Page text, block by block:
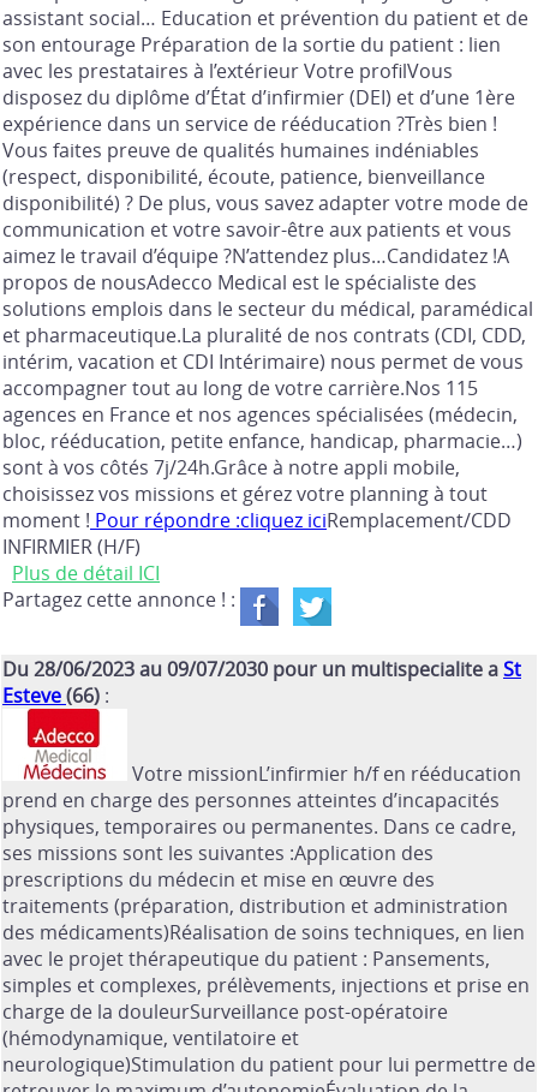
assistant social… Education et prévention du patient et de
son entourage Préparation de la sortie du patient : lien
avec les prestataires à l’extérieur Votre profilVous
disposez du diplôme d’État d’infirmier (DEI) et d’une 1ère
expérience dans un service de rééducation ?Très bien !
Vous faites preuve de qualités humaines indéniables
(respect, disponibilité, écoute, patience, bienveillance
disponibilité) ? De plus, vous savez adapter votre mode de
communication et votre savoir-être aux patients et vous
aimez le travail d’équipe ?N’attendez plus…Candidatez !A
propos de nousAdecco Medical est le spécialiste des
solutions emplois dans le secteur du médical, paramédical
et pharmaceutique.La pluralité de nos contrats (CDI, CDD,
intérim, vacation et CDI Intérimaire) nous permet de vous
accompagner tout au long de votre carrière.Nos 115
agences en France et nos agences spécialisées (médecin,
bloc, rééducation, petite enfance, handicap, pharmacie…)
sont à vos côtés 7j/24h.Grâce à notre appli mobile,
choisissez vos missions et gérez votre planning à tout
moment ! Pour répondre :cliquez iciRemplacement/CDD
INFIRMIER (H/F)
Plus de détail ICI
Partagez cette annonce ! :
Du 28/06/2023 au 09/07/2030 pour un multispecialite aSt
Esteve(66) :
Votre missionL’infirmier h/f en rééducation
prend en charge des personnes atteintes d’incapacités
physiques, temporaires ou permanentes. Dans ce cadre,
ses missions sont les suivantes :Application des
prescriptions du médecin et mise en œuvre des
traitements (préparation, distribution et administration
des médicaments)Réalisation de soins techniques, en lien
avec le projet thérapeutique du patient : Pansements,
simples et complexes, prélèvements, injections et prise en
charge de la douleurSurveillance post-opératoire
(hémodynamique, ventilatoire et
neurologique)Stimulation du patient pour lui permettre de